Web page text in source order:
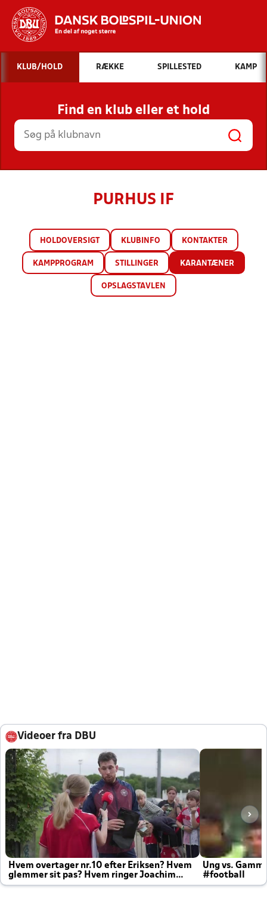
Hvad vil du søge efter?
INDHOLD OG NYHEDER
STILLINGER, RESULTATER, KLUBBER OG
HOLD
KLUB/HOLD RÆKKE SPILLESTED KAMP
Find en klub eller et hold
PURHUS IF
HOLDOVERSIGT KLUBINFO KONTAKTER
KAMPPROGRAM STILLINGER KARANTÆNER
OPSLAGSTAVLEN
Videoer fra DBU
Hvem overtager nr.10 efter Eriksen? Hvem
glemmer sit pas? Hvem ringer Joachim
altid til efter kampe?
Ung vs.
#football